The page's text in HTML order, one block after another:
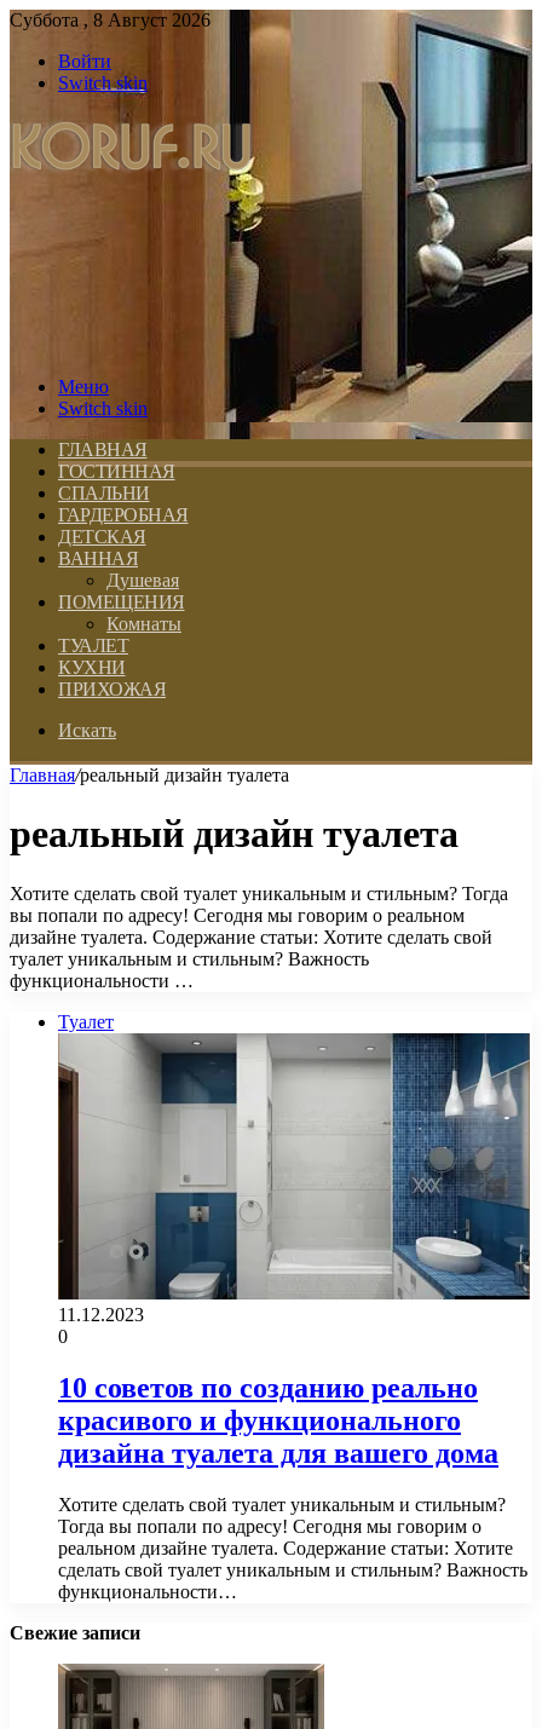
Суббота , 8 Август 2026
Войти
Switch skin
Меню
Switch skin
ГЛАВНАЯ
ГОСТИННАЯ
СПАЛЬНИ
ГАРДЕРОБНАЯ
ДЕТСКАЯ
ВАННАЯ
Душевая
ПОМЕЩЕНИЯ
Комнаты
ТУАЛЕТ
КУХНИ
ПРИХОЖАЯ
Искать
Главная/реальный дизайн туалета
реальный дизайн туалета
Хотите сделать свой туалет уникальным и стильным? Тогда
вы попали по адресу! Сегодня мы говорим о реальном
дизайне туалета. Содержание статьи: Хотите сделать свой
туалет уникальным и стильным? Важность
функциональности …
Туалет
11.12.2023
0
10 советов по созданию реально
красивого и функционального
дизайна туалета для вашего дома
Хотите сделать свой туалет уникальным и стильным?
Тогда вы попали по адресу! Сегодня мы говорим о
реальном дизайне туалета. Содержание статьи: Хотите
сделать свой туалет уникальным и стильным? Важность
функциональности…
Свежие записи